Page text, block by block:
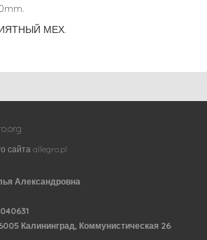
МЕХ.
сайта allegro.pl
Александровна
Калининград, Коммунистическая 26